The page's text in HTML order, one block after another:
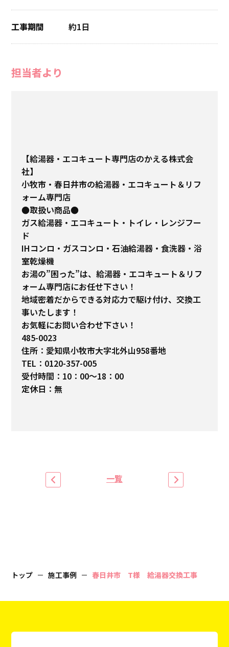
工事期間 約1日
担当者より
【給湯器・エコキュート専門店のかえる株式会
社】
小牧市・春日井市の給湯器・エコキュート＆リフ
ォーム専門店
●取扱い商品●
ガス給湯器・エコキュート・トイレ・レンジフー
ド
IHコンロ・ガスコンロ・石油給湯器・食洗器・浴
室乾燥機
お湯の”困った”は、給湯器・エコキュート＆リフ
ォーム専門店にお任せ下さい！
地域密着だからできる対応力で駆け付け、交換工
事いたします！
お気軽にお問い合わせ下さい！
485-0023
住所：愛知県小牧市大字北外山958番地
TEL：0120-357-005
受付時間：10：00～18：00
定休日：無
一覧
トップ 施工事例 春日井市 T様 給湯器交換工事